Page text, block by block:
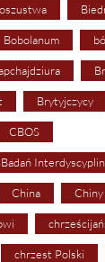
Bobolanum
Brytyjczycy
CBOS
China Chiny
chrzest Polski